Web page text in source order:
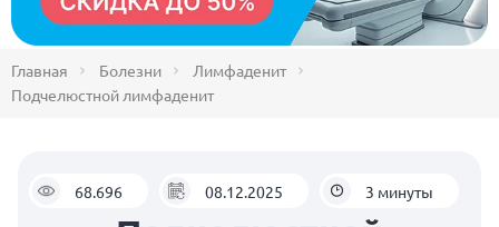
Главная Болезни
Лимфаденит
Подчелюстной лимфаденит
68.696 08.12.2025 3 минуты